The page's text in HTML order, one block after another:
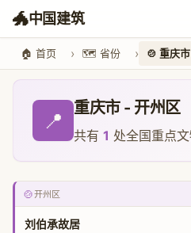
🐲中国建筑
🏠 首页 🗺️ 省份 🍲 重庆市
📍
重庆市 - 开州区
共有 1 处全国重点
🍲开州区
刘伯承故居